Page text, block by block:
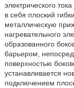
электрического
в себя плоский
металлическую
нагревательного
образованного
барьером,
поверхностью
устанавливается
подключением